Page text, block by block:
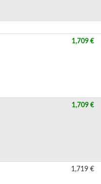
1,709 €
1,709 €
1,719 €